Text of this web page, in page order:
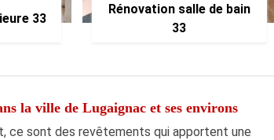
33
Rénovation salle de bain
33
la ville de Lugaignac et ses environs
ce sont des revêtements qui apportent une